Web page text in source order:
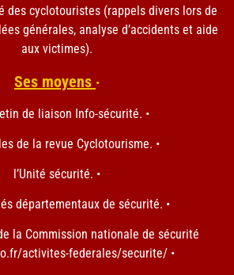
des cyclotouristes (rappels divers lors de
générales, analyse d’accidents et aide
aux victimes).
Ses moyens •
de liaison Info-sécurité. •
de la revue Cyclotourisme. •
l’Unité sécurité. •
départementaux de sécurité. •
la Commission nationale de sécurité
activites-federales/securite/ •